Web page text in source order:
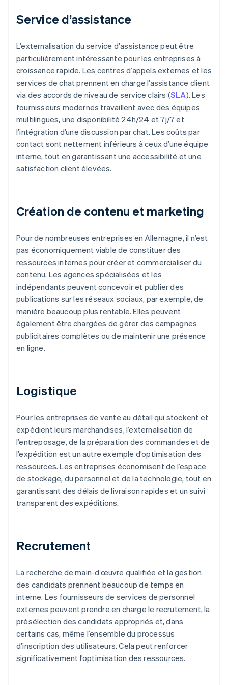
Service d’assistance
L’externalisation du service d'assistance peut être
particulièrement intéressante pour les entreprises à
croissance rapide. Les centres d’appels externes et les
services de chat prennent en charge l’assistance client
via des accords de niveau de service clairs (SLA). Les
fournisseurs modernes travaillent avec des équipes
multilingues, une disponibilité 24h/24 et 7j/7 et
l’intégration d’une discussion par chat. Les coûts par
contact sont nettement inférieurs à ceux d’une équipe
interne, tout en garantissant une accessibilité et une
satisfaction client élevées.
Création de contenu et marketing
Pour de nombreuses entreprises en Allemagne, il n’est
pas économiquement viable de constituer des
ressources internes pour créer et commercialiser du
contenu. Les agences spécialisées et les
indépendants peuvent concevoir et publier des
publications sur les réseaux sociaux, par exemple, de
manière beaucoup plus rentable. Elles peuvent
également être chargées de gérer des campagnes
publicitaires complètes ou de maintenir une présence
en ligne.
Logistique
Pour les entreprises de vente au détail qui stockent et
expédient leurs marchandises, l’externalisation de
l’entreposage, de la préparation des commandes et de
l’expédition est un autre exemple d’optimisation des
ressources. Les entreprises économisent de l’espace
de stockage, du personnel et de la technologie, tout en
garantissant des délais de livraison rapides et un suivi
transparent des expéditions.
Recrutement
La recherche de main-d’œuvre qualifiée et la gestion
des candidats prennent beaucoup de temps en
interne. Les fournisseurs de services de personnel
externes peuvent prendre en charge le recrutement, la
présélection des candidats appropriés et, dans
certains cas, même l’ensemble du processus
d’inscription des utilisateurs. Cela peut renforcer
significativement l’optimisation des ressources.